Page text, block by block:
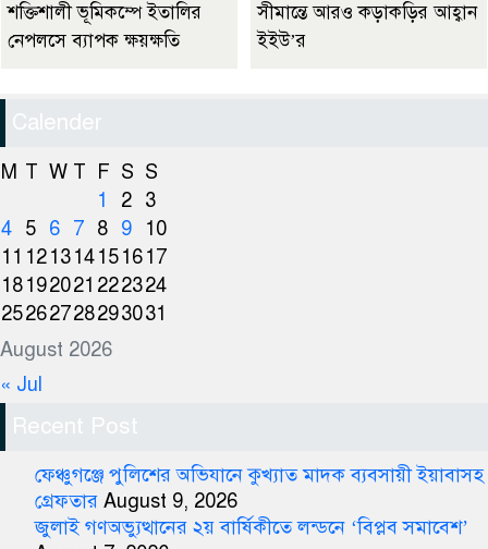
শক্তিশালী ভূমিকম্পে ইতালির
নেপলসে ব্যাপক ক্ষয়ক্ষতি
সীমান্তে আরও কড়াকড়ির আহ্বান
ইইউ’র
Calender
August 2026
M T W T F S S
1
2 3
4 5 6 7 8 9
10
11 121314151617
18192021 222324
25262728293031
« Jul
Recent Post
ফেঞ্চুগঞ্জে পুলিশের অভিযানে কুখ্যাত মাদক ব্যবসায়ী ইয়াবাসহ
গ্রেফতার August 9, 2026
জুলাই গণঅভ্যুত্থানের ২য় বার্ষিকীতে লন্ডনে ‘বিপ্লব সমাবেশ’